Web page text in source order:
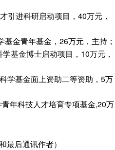
引进科研启动项目，40万元，
基金青年基金，26万元，主持；
基金博士启动项目，10万元，
学基金面上资助二等资助，5万
年科技人才培育专项基金,20万
最后通讯作者）